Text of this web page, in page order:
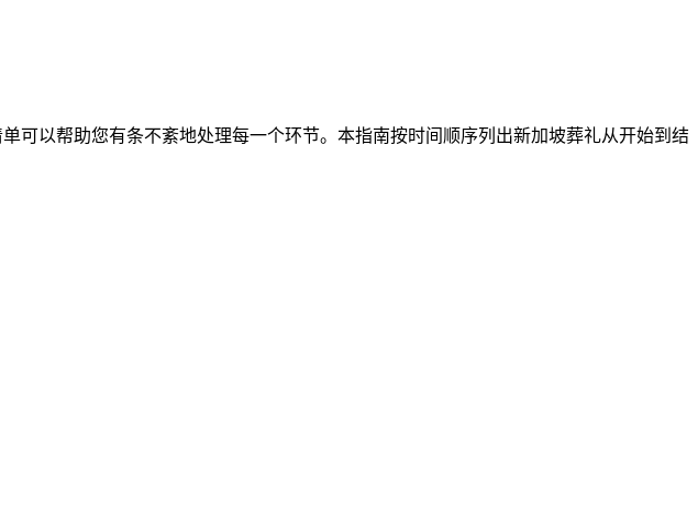
可以帮助您有条不紊地处理每一个环节。本指南按时间顺序列出新加坡葬礼从开始到结